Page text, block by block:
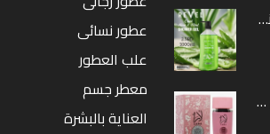
عطور نسائى
علب العطور
معطر جسم
العناية بالبشرة
شاور جل بالصبار و النعناع من ريفيل 1000مل
عطر لارا من العقيق 100مل